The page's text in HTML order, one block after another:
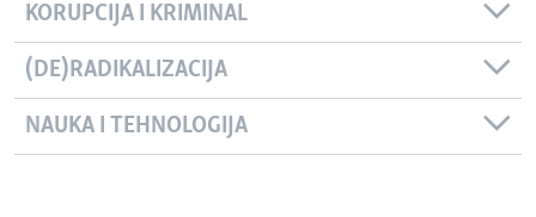
KORUPCIJA I KRIMINAL
(DE)RADIKALIZACIJA
NAUKA I TEHNOLOGIJA